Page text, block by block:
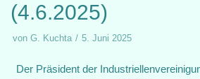
(4.6.2025)
von G. Kuchta 5. Juni 2025
Der Präsident der